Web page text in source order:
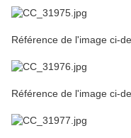
Référence de l'image ci-
Référence de l'image ci-